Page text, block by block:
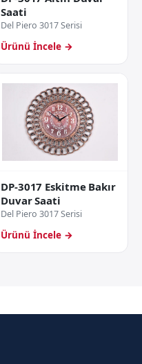
Saati
Del Piero 3017 Serisi
Ürünü İncele →
DP-3017 Eskitme Bakır
Duvar Saati
Del Piero 3017 Serisi
Ürünü İncele →